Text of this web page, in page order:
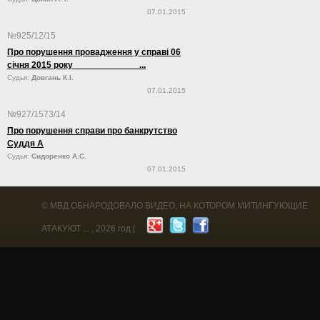
07.01.2015
№925/12/15
Про порушення провадження у справі 06
січня 2015 року ...
Судья: Довгань К.І.
07.01.2015
№927/1573/14
Про порушення справи про банкрутство
Суддя А
Судья: Сидоренко А.С.
07.01.2015
© МВД ОБНАРОДОВАЛО ВИДЕО, НА КОТОРОМ МИТИНГУЮЩИЕ
АТАКУЮТ ... , 2026 год |